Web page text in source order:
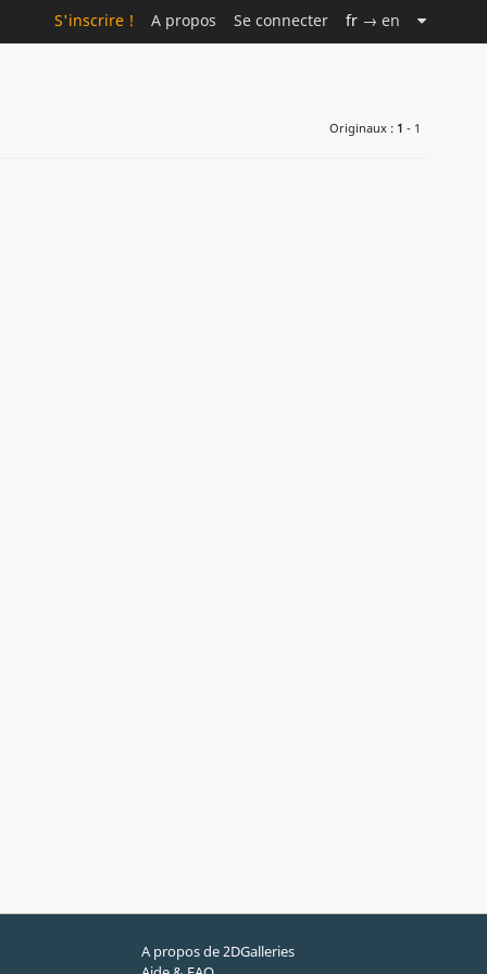
S'inscrire ! A propos Se connecter fr → en
Originaux : 1 - 1
A propos de 2DGalleries